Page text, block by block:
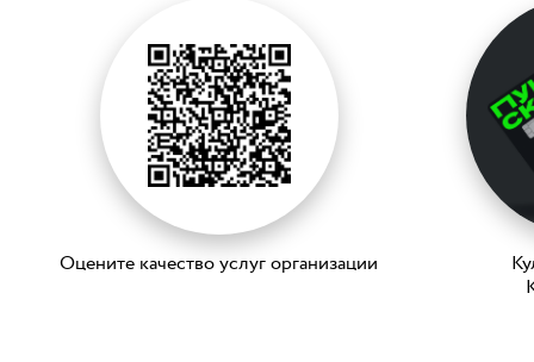
Оцените качество услуг организации